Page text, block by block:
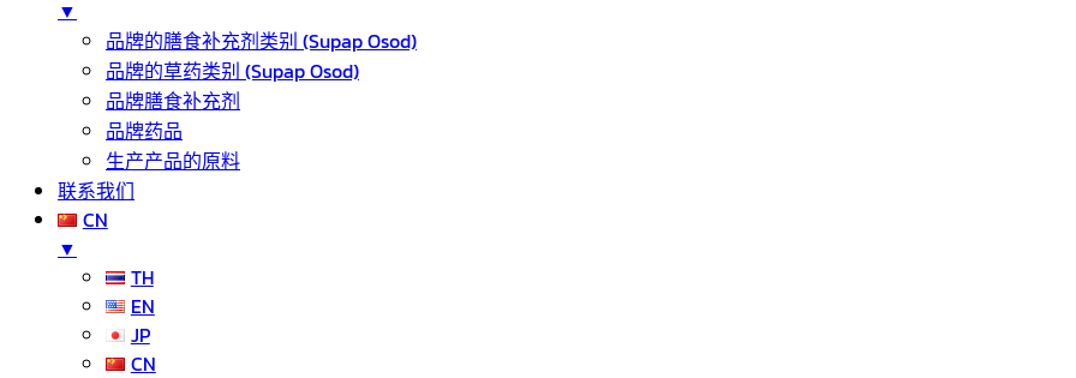
▼
品牌的膳食补充剂类别 (Supap Osod)
品牌的草药类别 (Supap Osod)
品牌膳食补充剂
品牌药品
生产产品的原料
联系我们
CN
▼
TH
EN
JP
CN